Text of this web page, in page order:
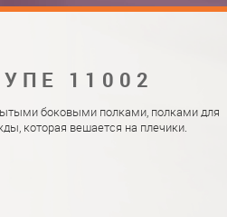
11002
боковыми полками, полками для
которая вешается на плечики.
ДОСКА "РУСАЛКА"